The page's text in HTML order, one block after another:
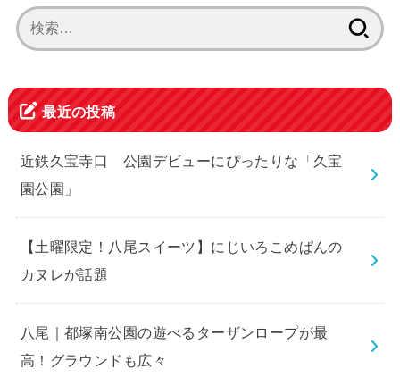
索:
最近の投稿
近鉄久宝寺口 公園デビューにぴったりな「久宝
園公園」
【土曜限定！八尾スイーツ】にじいろこめぱんの
カヌレが話題
八尾｜都塚南公園の遊べるターザンロープが最
高！グラウンドも広々